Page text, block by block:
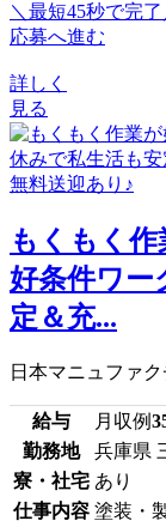
＼最短45秒で完了
応募へ進む
詳しく
見る
もくもく
好条件ワ
定＆充...
日本マニュファ
給与 月収例
勤務地
兵庫県
寮・社宅 あり
仕事内容 塗装・